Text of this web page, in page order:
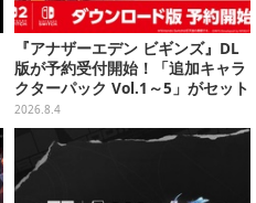
『アナザーエデン ビギンズ』DL
版が予約受付開始！「追加キャラ
クターパック Vol.1～5」がセット
になったシーズンパスも展開
2026.8.4